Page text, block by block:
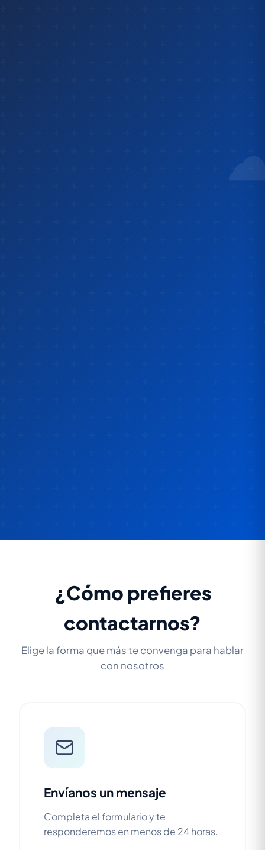
¿Cómo prefieres
contactarnos?
Elige la forma que más te convenga para hablar
con nosotros
Envíanos un mensaje
Completa el formulario y te
responderemos en menos de 24 horas.